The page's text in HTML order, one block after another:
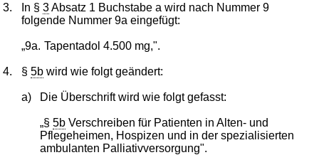
3. In §3Absatz 1 Buchstabe a wird nach Nummer 9
folgende Nummer 9a eingefügt:
„9a. Tapentadol 4.500 mg,".
4. §5b wird wie folgt geändert:
a) Die Überschrift wird wie folgt gefasst:
„§ 5bVerschreiben für Patienten in Alten- und
Pflegeheimen, Hospizen und in der spezialisierten
ambulanten Palliativversorgung".